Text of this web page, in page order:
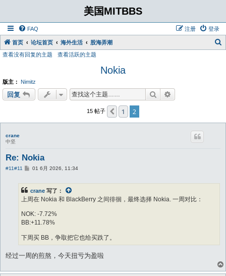
美国MITBBS
FAQ 登录
注册
首页 论坛首页 海外生活 股海弄潮
查看没有回复的主题 查看活跃的主题
Nokia
版主： Nimitz
回复 搜索
15 帖子 上一页
1 2
crane
中坚
Re: Nokia
#11#11
帖
01 6月 2026, 11:34
crane 写了：
上周在 Nokia 和 BlackBerry 之间徘徊，最终选择 Nokia. 一周对比：
NOK: -7.72%
BB:+11.78%
下周买 BB，争取把它也给买跌了。
经过一周的煎熬，今天扭亏为盈啦